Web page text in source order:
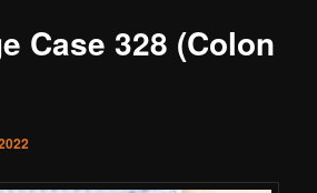
Case 328 (Colon